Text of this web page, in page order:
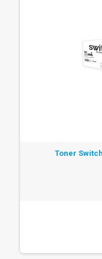
Toner